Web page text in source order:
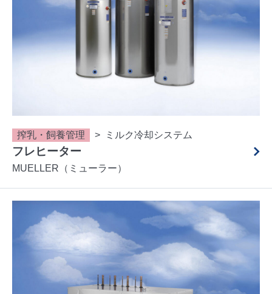
搾乳・飼養管理 ミルク冷却システム
フレヒーター
MUELLER（ミューラー）